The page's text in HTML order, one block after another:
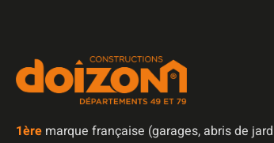
1ère marque française (garages, abris de